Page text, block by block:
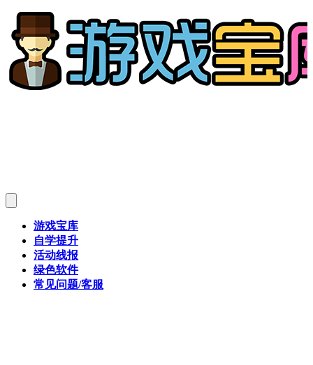
游戏宝库
自学提升
活动线报
绿色软件
常见问题/客服